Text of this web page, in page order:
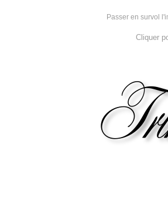
Passer en survol
Cliquer